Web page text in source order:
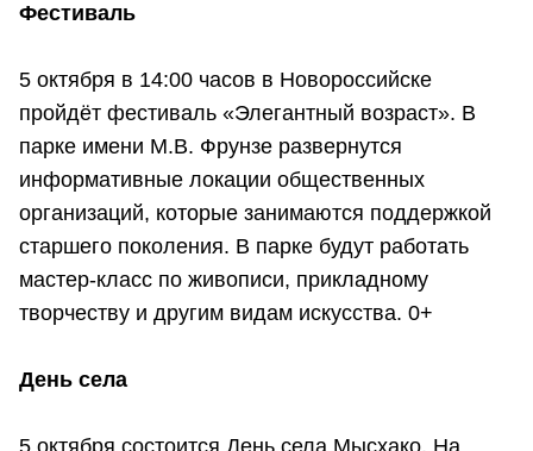
Фестиваль
5 октября в 14:00 часов в Новороссийске
пройдёт фестиваль «Элегантный возраст». В
парке имени М.В. Фрунзе развернутся
информативные локации общественных
организаций, которые занимаются поддержкой
старшего поколения. В парке будут работать
мастер-класс по живописи, прикладному
творчеству и другим видам искусства. 0+
День села